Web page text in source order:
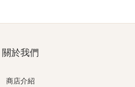
關於我們
商店介紹